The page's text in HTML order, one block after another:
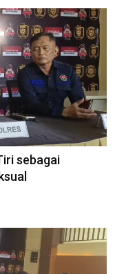
sebagai